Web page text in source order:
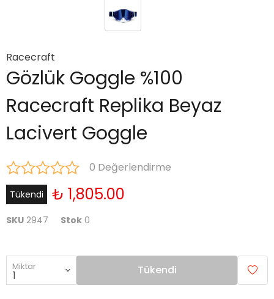
Racecraft
Gözlük Goggle %100
Racecraft Replika Beyaz
Lacivert Goggle
0 Değerlendirme
Tükendi ₺ 1,805.00
SKU 2947 Stok 0
Miktar Tükendi